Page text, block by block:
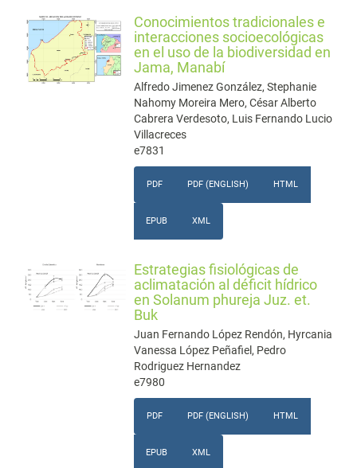
Conocimientos tradicionales e
interacciones socioecológicas
en el uso de la biodiversidad en
Jama, Manabí
Alfredo Jimenez González, Stephanie
Nahomy Moreira Mero, César Alberto
Cabrera Verdesoto, Luis Fernando Lucio
Villacreces
e7831
PDF PDF (ENGLISH) HTML
EPUB XML
Estrategias fisiológicas de
aclimatación al déficit hídrico
en Solanum phureja Juz. et.
Buk
Juan Fernando López Rendón, Hyrcania
Vanessa López Peñafiel, Pedro
Rodriguez Hernandez
e7980
PDF PDF (ENGLISH) HTML
EPUB XML